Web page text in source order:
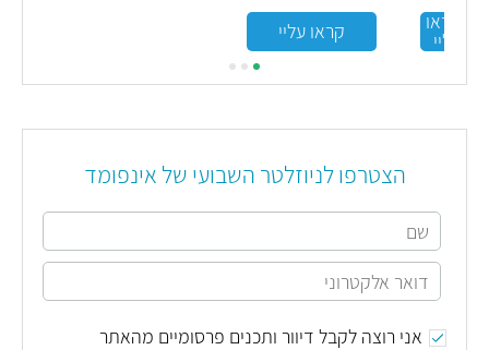
קראו
עליי קראו עליי
הצטרפו לניוזלטר השבועי של אינפומד
אני רוצה לקבל דיוור ותכנים פרסומיים מהאתר